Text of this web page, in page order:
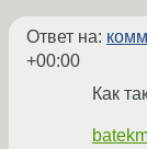
Ответ на:
+00:00
Как